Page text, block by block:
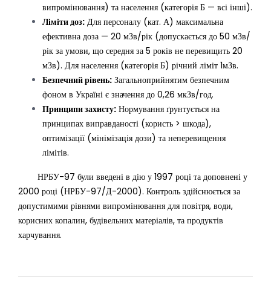
випромінювання) та населення (категорія Б — всі інші).
Ліміти доз: Для персоналу (кат. А) максимальна
ефективна доза — 20 мЗв/рік (допускається до 50 мЗв/
рік за умови, що середня за 5 років не перевищить 20
мЗв). Для населення (категорія Б) річний ліміт 1мЗв.
Безпечний рівень: Загальноприйнятим безпечним
фоном в Україні є значення до 0,26 мкЗв/год.
Принципи захисту: Нормування ґрунтується на
принципах виправданості (користь > шкода),
оптимізації (мінімізація дози) та неперевищення
лімітів.
НРБУ-97 були введені в дію у 1997 році та доповнені у
2000 році (НРБУ-97/Д-2000). Контроль здійснюється за
допустимими рівнями випромінювання для повітря, води,
корисних копалин, будівельних матеріалів, та продуктів
харчування.